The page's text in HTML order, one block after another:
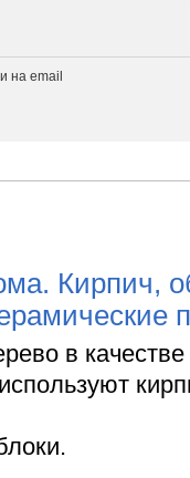
на email
Кирпич,
в